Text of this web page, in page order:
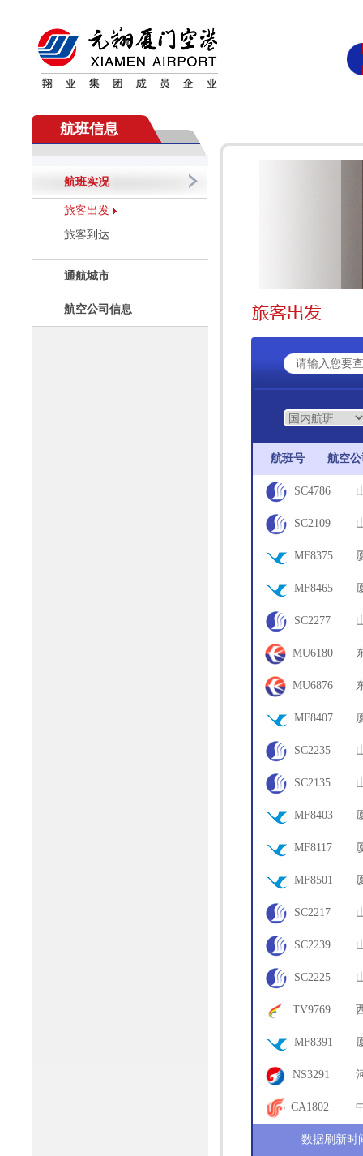
航班信息
航班实况
旅客出发
旅客到达
通航城市
航空公司信息
航班号 航空
SC4786
78 SC2109
69 MF8375
18 MF8465
05 SC2277
82 MU6180
73 MU6876
70 MF8407
03 SC2235
72 SC2135
79 MF8403
19 MF8117
06 MF8501
07 SC2217
65 SC2239
78 SC2225
81 TV9769
71 MF8391
01 NS3291
18CA1802
数据刷新时